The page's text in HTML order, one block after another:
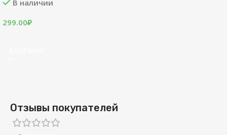
В наличии
299.00₽
Отзывы покупателей